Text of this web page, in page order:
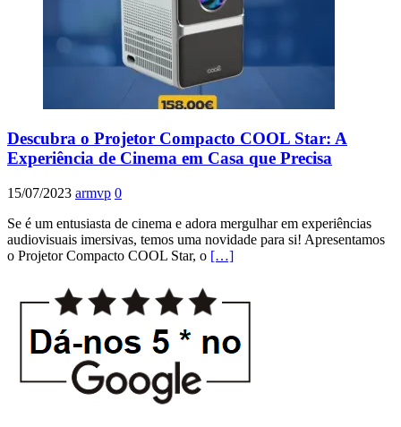
Descubra o Projetor Compacto COOL Star: A
Experiência de Cinema em Casa que Precisa
15/07/2023 armvp 0
Se é um entusiasta de cinema e adora mergulhar em experiências
audiovisuais imersivas, temos uma novidade para si! Apresentamos
o Projetor Compacto COOL Star, o […]